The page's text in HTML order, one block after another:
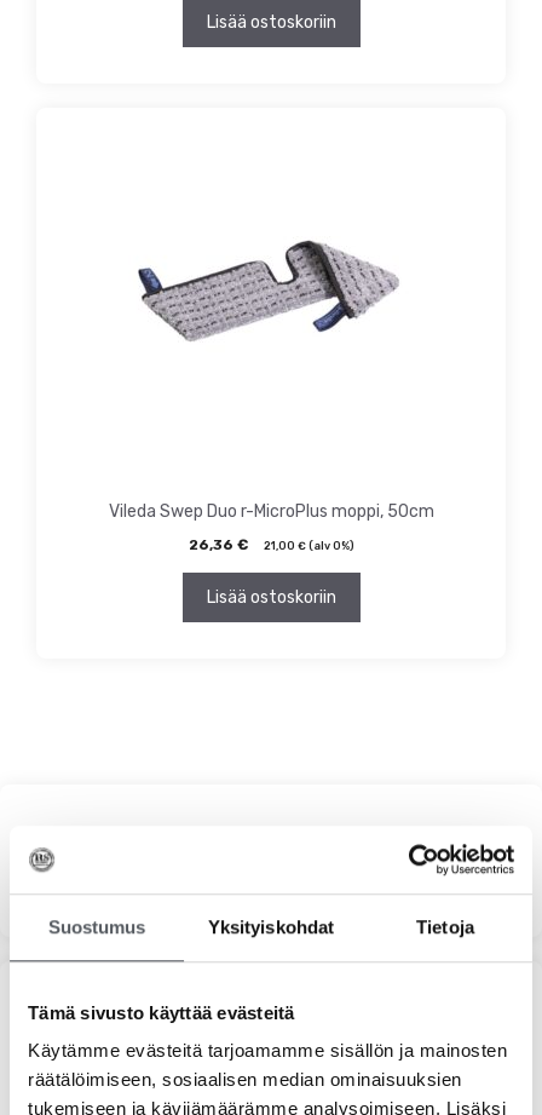
Suostumus Yksityiskohdat Tietoja
Tämä sivusto käyttää evästeitä
Käytämme evästeitä tarjoamamme sisällön ja mainosten
räätälöimiseen, sosiaalisen median ominaisuuksien
tukemiseen ja kävijämäärämme analysoimiseen. Lisäksi
Lisää ostoskoriin
Vileda Swep Duo r-MicroPlus moppi, 50cm
26,36 € 21,00 €(alv 0%)
Lisää ostoskoriin
Suodata hinnan mukaan
Hinta:20 € —50 €